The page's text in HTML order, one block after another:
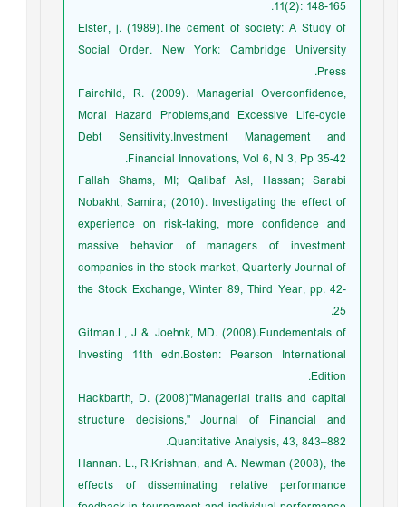
11(2): 148-165.
Elster, j. (1989).The cement of society: A Study of
Social Order. New York: Cambridge University
Press.
Fairchild, R. (2009). Managerial Overconfidence,
Moral Hazard Problems,and Excessive Life-cycle
Debt Sensitivity.Investment Management and
Financial Innovations, Vol 6, N 3, Pp 35-42.
Fallah Shams, MI; Qalibaf Asl, Hassan; Sarabi
Nobakht, Samira; (2010). Investigating the effect of
experience on risk-taking, more confidence and
massive behavior of managers of investment
companies in the stock market, Quarterly Journal of
the Stock Exchange, Winter 89, Third Year, pp. 42-
25.
Gitman.L, J & Joehnk, MD. (2008).Fundementals of
Investing 11th edn.Bosten: Pearson International
Edition.
Hackbarth, D. (2008)"Managerial ‎traits and capital
structure ‎decisions," Journal of Financial and
‎Quantitative Analysis, 43, 843–882‎.
Hannan. L., R.Krishnan, and A. Newman (2008), the
effects of disseminating relative performance